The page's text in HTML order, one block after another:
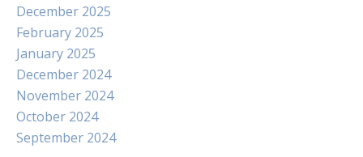
December 2025
February 2025
January 2025
December 2024
November 2024
October 2024
September 2024